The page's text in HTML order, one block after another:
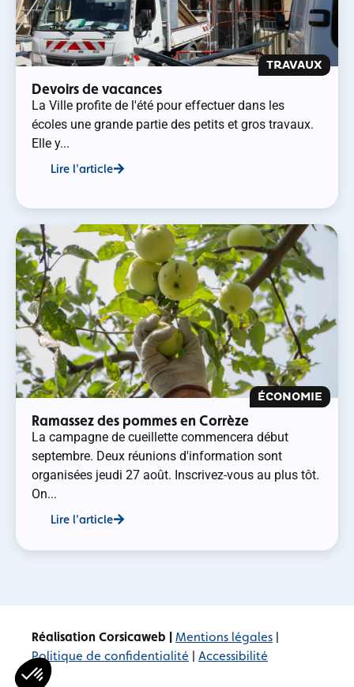
TRAVAUX
Devoirs de vacances
La Ville profite de l'été pour effectuer dans les
écoles une grande partie des petits et gros travaux.
Elle y...
Lire l'article
ÉCONOMIE
Ramassez des pommes en Corrèze
La campagne de cueillette commencera début
septembre. Deux réunions d'information sont
organisées jeudi 27 août. Inscrivez-vous au plus tôt.
On...
Lire l'article
Réalisation Corsicaweb | Mentions légales |
Politique de confidentialité | Accessibilité